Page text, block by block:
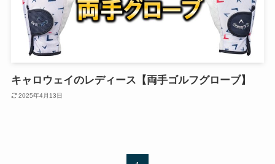
キャロウェイのレディース【両手ゴルフグローブ】
2025年4月13日